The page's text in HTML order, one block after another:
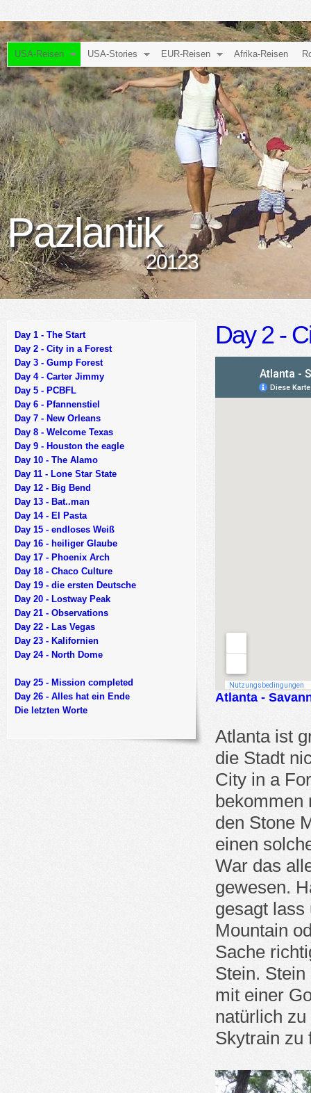
Pazlantik
20123
USA-Reisen USA-Stories EUR-Reisen Afrika-Reisen
Day 2 -
Atlanta -
Atlanta ist
die Stadt
City in a
bekommen
den Stone
einen
War das
gewesen.
gesagt lass
Mountain
Sache
Stein.
mit einer
natürlich
Skytrain zu
Day 1 - The Start
Day 2 - City in a Forest
Day 3 - Gump Forest
Day 4 - Carter Jimmy
Day 5 - PCBFL
Day 6 - Pfannenstiel
Day 7 - New Orleans
Day 8 - Welcome Texas
Day 9 - Houston the eagle
Day 10 - The Alamo
Day 11 - Lone Star State
Day 12 - Big Bend
Day 13 - Bat..man
Day 14 - El Pasta
Day 15 - endloses Weiß
Day 16 - heiliger Glaube
Day 17 - Phoenix Arch
Day 18 - Chaco Culture
Day 19 - die ersten Deutsche
Day 20 - Lostway Peak
Day 21 - Observations
Day 22 - Las Vegas
Day 23 - Kalifornien
Day 24 - North Dome
Day 25 - Mission completed
Day 26 - Alles hat ein Ende
Die letzten Worte